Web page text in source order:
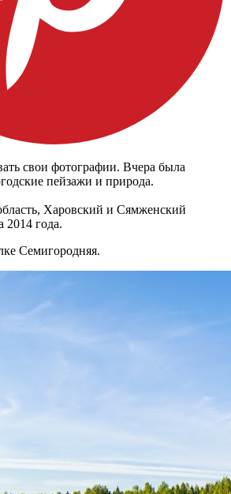
свои фотографии. Вчера была
пейзажи и природа.
Харовский и Сямженский
2014 года.
Семигородняя.